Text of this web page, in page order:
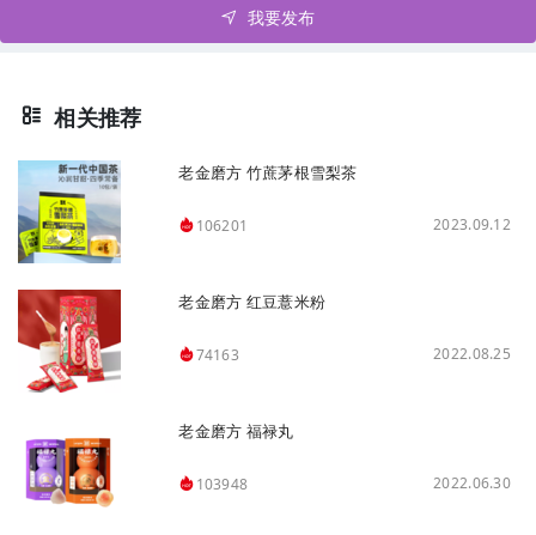
我要发布
相关推荐
老金磨方 竹蔗茅根雪梨茶
106201 2023.09.12
老金磨方 红豆薏米粉
74163 2022.08.25
老金磨方 福禄丸
103948 2022.06.30